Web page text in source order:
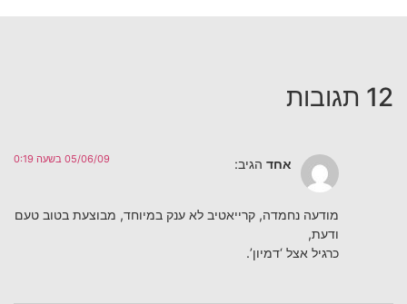
12 תגובות
אחד הגיב: 05/06/09 בשעה 0:19
מודעה נחמדה, קרייאטיב לא ענק במיוחד, מבוצעת בטוב טעם
ודעת,
כרגיל אצל ‘דמיון’.